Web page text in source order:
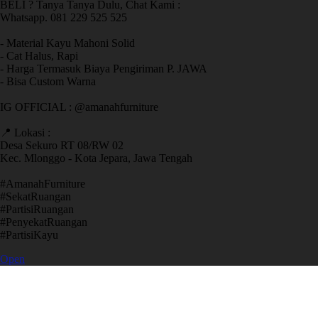
BELI ? Tanya Tanya Dulu, Chat Kami :
Whatsapp. 081 229 525 525
- Material Kayu Mahoni Solid
- Cat Halus, Rapi
- Harga Termasuk Biaya Pengiriman P. JAWA
- Bisa Custom Warna
IG OFFICIAL : @amanahfurniture
📍 Lokasi :
Desa Sekuro RT 08/RW 02
Kec. Mlonggo - Kota Jepara, Jawa Tengah
​#AmanahFurniture
​#SekatRuangan
​#PartisiRuangan
​#PenyekatRuangan
​#PartisiKayu
Open